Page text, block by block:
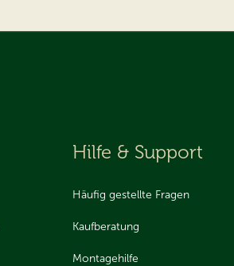
Hilfe & Support
Häufig gestellte Fragen
Kaufberatung
Montagehilfe